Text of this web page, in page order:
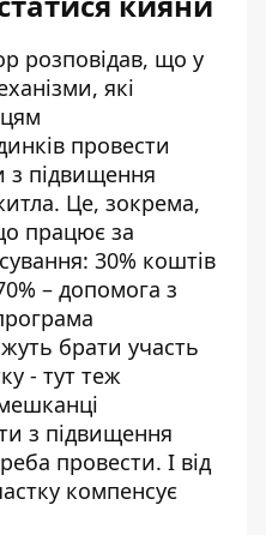
розповідав, що у
які
провести
з підвищення
Це, зокрема,
працює за
30% коштів
– допомога з
брати участь
- тут теж
з підвищення
провести. І від
компенсує